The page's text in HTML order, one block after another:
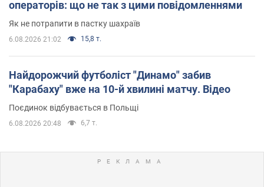
операторів: що не так з цими повідомленнями
Як не потрапити в пастку шахраїв
6.08.2026 21:02 15,8 т.
Найдорожчий футболіст "Динамо" забив
"Карабаху" вже на 10-й хвилині матчу. Відео
Поєдинок відбувається в Польщі
6.08.2026 20:48 6,7 т.